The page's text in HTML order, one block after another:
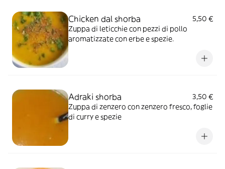
Chicken dal shorba
5,50 €
Zuppa di leticchie con pezzi di pollo
aromatizzate con erbe e spezie.
Adraki shorba
3,50 €
Zuppa di zenzero con zenzero fresco, foglie
di curry e spezie